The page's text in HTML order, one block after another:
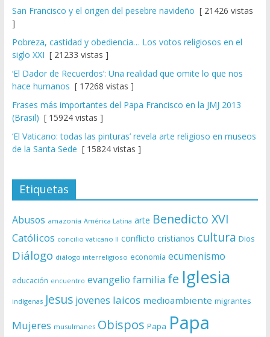
San Francisco y el origen del pesebre navideño [ 21426 vistas
]
Pobreza, castidad y obediencia… Los votos religiosos en el
siglo XXI [ 21233 vistas ]
‘El Dador de Recuerdos’: Una realidad que omite lo que nos
hace humanos [ 17268 vistas ]
Frases más importantes del Papa Francisco en la JMJ 2013
(Brasil) [ 15924 vistas ]
‘El Vaticano: todas las pinturas’ revela arte religioso en museos
de la Santa Sede [ 15824 vistas ]
Etiquetas
Abusos amazonía América Latina arte Benedicto XVI
Católicos concilio vaticano II conflicto cristianos cultura Dios
Diálogo diálogo interreligioso economía ecumenismo
educación encuentro evangelio familia fe Iglesia
indígenas Jesus jovenes laicos medioambiente migrantes
Mujeres musulmanes Obispos Papa Papa